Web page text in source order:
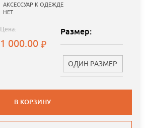
АКСЕССУАР К ОДЕЖДЕ
НЕТ
Цена:
1 000.00
Размер:
ОДИН РАЗМЕР
В КОРЗИНУ